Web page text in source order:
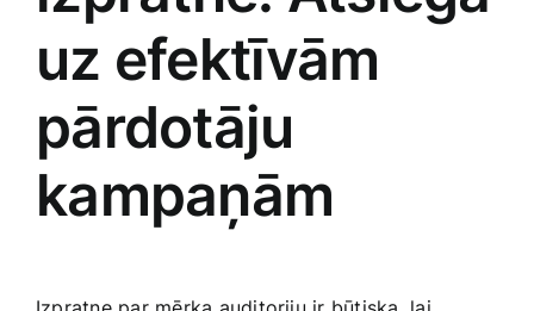
uz efektīvām
pārdotāju
kampaņām